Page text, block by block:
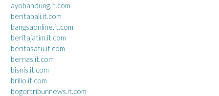
ayobandung.it.com
beritabali.it.com
bangsaonline.it.com
beritajatim.it.com
beritasatu.it.com
bernas.it.com
bisnis.it.com
brilio.it.com
bogortribunnews.it.com